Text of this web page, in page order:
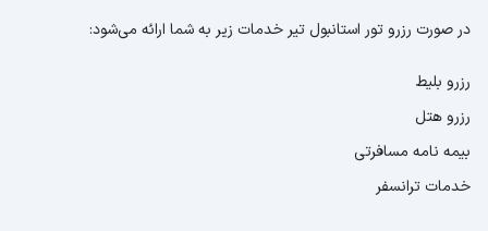
در صورت رزرو تور استانبول تیر خدمات زیر به شما ارائه می‌شود:
رزرو بلیط
رزرو هتل
بیمه نامه مسافرتی
خدمات ترانسفر